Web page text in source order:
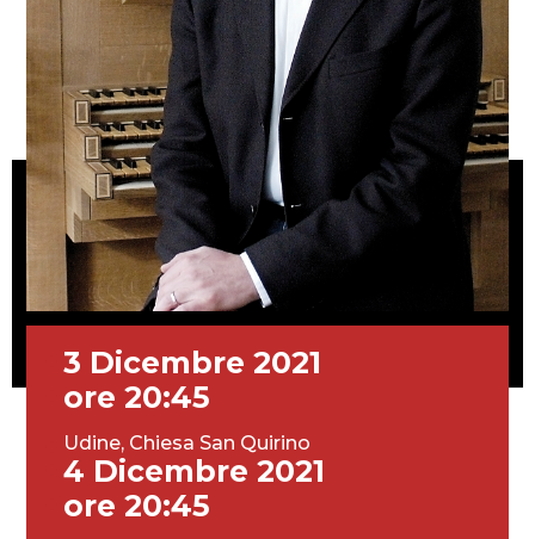
3 Dicembre 2021
ore 20:45
Udine, Chiesa San Quirino
4 Dicembre 2021
ore 20:45